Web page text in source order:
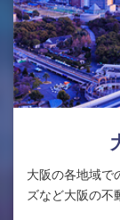
大阪の各地域で
ズなど大阪の不